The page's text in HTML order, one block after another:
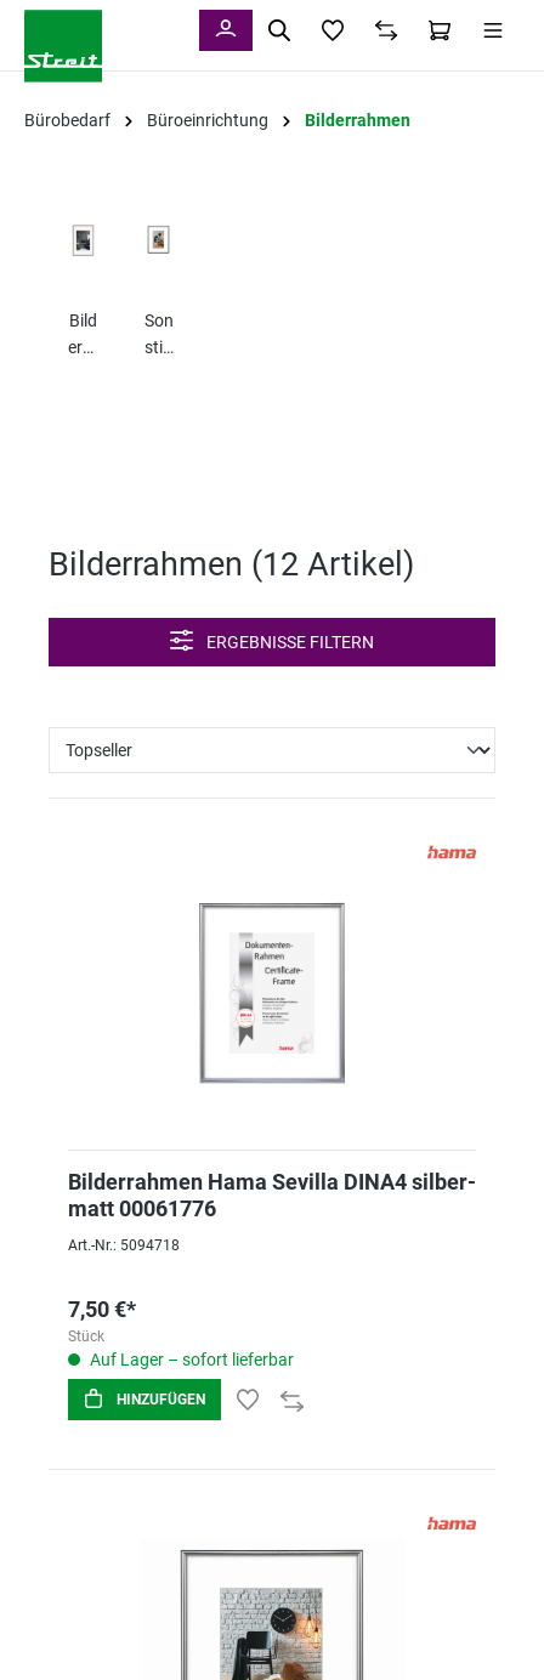
Bürobedarf Büroeinrichtung Bilderrahmen
Bild
erra
Son
stig
Bilderrahmen (12 Artikel )
ERGEBNISSE FILTERN
Bilderrahmen Hama Sevilla DINA4 silber-
matt 00061776
Art.-Nr.: 5094718
7,50 €*
Stück
Auf Lager – sofort lieferbar
HINZUFÜGEN